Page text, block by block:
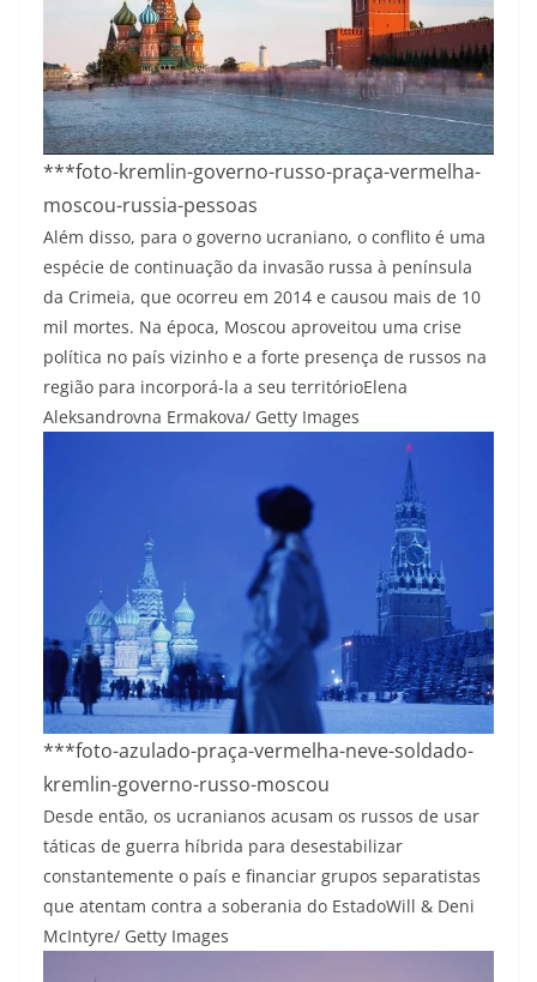
***foto-kremlin-governo-russo-praça-vermelha-
moscou-russia-pessoas
Além disso, para o governo ucraniano, o conflito é uma
espécie de continuação da invasão russa à península
da Crimeia, que ocorreu em 2014 e causou mais de 10
mil mortes. Na época, Moscou aproveitou uma crise
política no país vizinho e a forte presença de russos na
região para incorporá-la a seu territórioElena
Aleksandrovna Ermakova/ Getty Images
***foto-azulado-praça-vermelha-neve-soldado-
kremlin-governo-russo-moscou
Desde então, os ucranianos acusam os russos de usar
táticas de guerra híbrida para desestabilizar
constantemente o país e financiar grupos separatistas
que atentam contra a soberania do EstadoWill & Deni
McIntyre/ Getty Images